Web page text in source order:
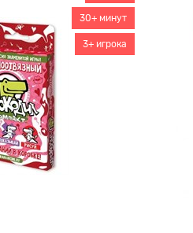
30+ минут
3+ игрока